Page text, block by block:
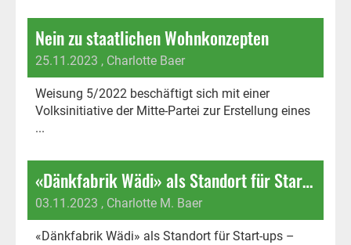
Nein zu staatlichen Wohnkonzepten
25.11.2023 , Charlotte Baer
Weisung 5/2022 beschäftigt sich mit einer
Volksinitiative der Mitte-Partei zur Erstellung eines
...
«Dänkfabrik Wädi» als Standort für Start-ups – aber nicht nur!
03.11.2023 , Charlotte M. Baer
«Dänkfabrik Wädi» als Standort für Start-ups –